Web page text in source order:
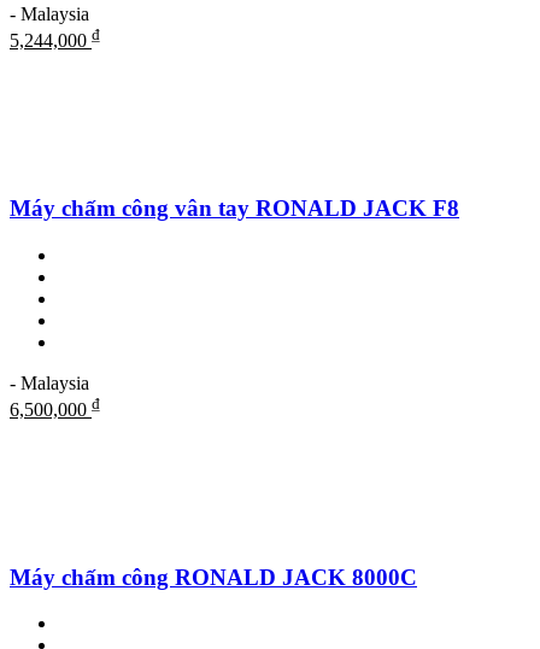
- Malaysia
5,244,000 ₫
Máy chấm công vân tay RONALD JACK F8
- Malaysia
6,500,000 ₫
Máy chấm công RONALD JACK 8000C